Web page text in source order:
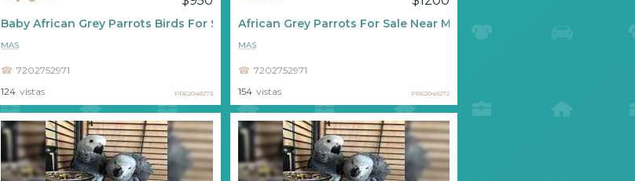
Baby African Grey Parrots Birds For Sale
7202752971
MAS
124 vistas PR62048273
African Grey Parrots For Sale Near Me
7202752971
MAS
154 vistas PR62048272